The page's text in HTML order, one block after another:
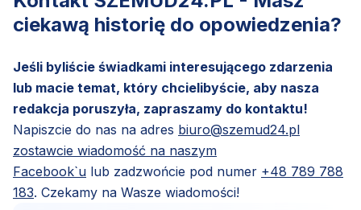
ciekawą historię do opowiedzenia?
Jeśli byliście świadkami interesującego zdarzenia
lub macie temat, który chcielibyście, aby nasza
redakcja poruszyła, zapraszamy do kontaktu!
Napiszcie do nas na adres biuro@szemud24.pl
zostawcie wiadomość na naszym
Facebook`u lub zadzwońcie pod numer +48 789 788
183. Czekamy na Wasze wiadomości!